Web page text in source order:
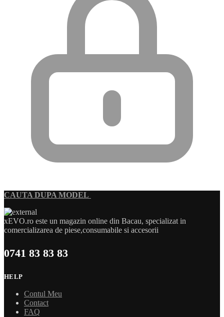
CAUTA DUPA MODEL
xEVO.ro este un magazin online din Bacau, specializat in
comercializarea de piese,consumabile si accesorii
0741 83 83 83
HELP
Contul Meu
Contact
FAQ